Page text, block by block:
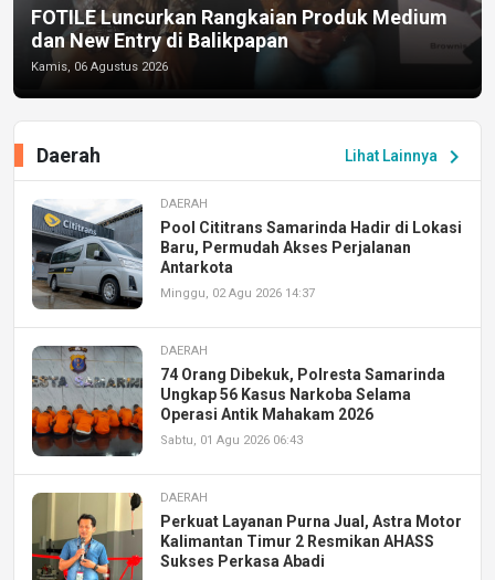
FOTILE Luncurkan Rangkaian Produk Medium
dan New Entry di Balikpapan
Kamis, 06 Agustus 2026
Lihat Lainnya chevron_right
Daerah
DAERAH
Pool Cititrans Samarinda Hadir di Lokasi
Baru, Permudah Akses Perjalanan
Antarkota
Minggu, 02 Agu 2026 14:37
DAERAH
74 Orang Dibekuk, Polresta Samarinda
Ungkap 56 Kasus Narkoba Selama
Operasi Antik Mahakam 2026
Sabtu, 01 Agu 2026 06:43
DAERAH
Perkuat Layanan Purna Jual, Astra Motor
Kalimantan Timur 2 Resmikan AHASS
Sukses Perkasa Abadi